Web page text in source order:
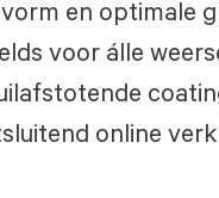
en optimale
voor álle
online